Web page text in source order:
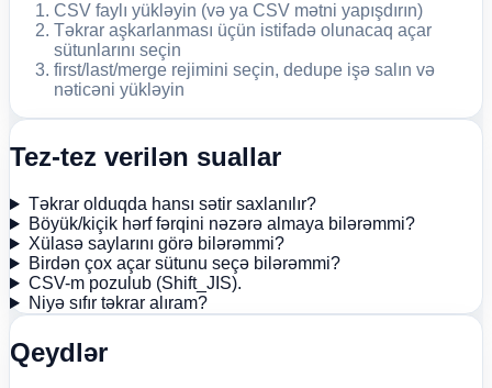
CSV faylı yükləyin (və ya CSV mətni yapışdırın)
Təkrar aşkarlanması üçün istifadə olunacaq açar
sütunlarını seçin
first/last/merge rejimini seçin, dedupe işə salın və
nəticəni yükləyin
Tez-tez verilən suallar
Təkrar olduqda hansı sətir saxlanılır?
Böyük/kiçik hərf fərqini nəzərə almaya bilərəmmi?
Xülasə saylarını görə bilərəmmi?
Birdən çox açar sütunu seçə bilərəmmi?
CSV-m pozulub (Shift_JIS).
Niyə sıfır təkrar alıram?
Qeydlər